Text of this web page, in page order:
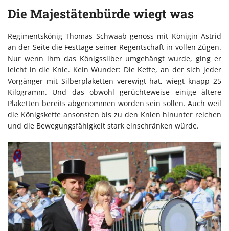
Die Majestätenbürde wiegt was
Regimentskönig Thomas Schwaab genoss mit Königin Astrid
an der Seite die Festtage seiner Regentschaft in vollen Zügen.
Nur wenn ihm das Königssilber umgehängt wurde, ging er
leicht in die Knie. Kein Wunder: Die Kette, an der sich jeder
Vorgänger mit Silberplaketten verewigt hat, wiegt knapp 25
Kilogramm. Und das obwohl gerüchteweise einige ältere
Plaketten bereits abgenommen worden sein sollen. Auch weil
die Königskette ansonsten bis zu den Knien hinunter reichen
und die Bewegungsfähigkeit stark einschränken würde.